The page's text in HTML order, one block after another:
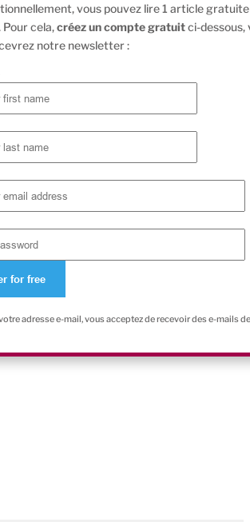
vous pouvez lire 1 article
Pour cela,créez un compte gratuitci-dessous,
notre newsletter :
adresse e-mail, vous acceptez de recevoir des e-mails